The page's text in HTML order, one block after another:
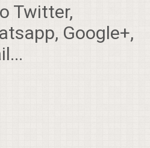
Twitter,
Google+,